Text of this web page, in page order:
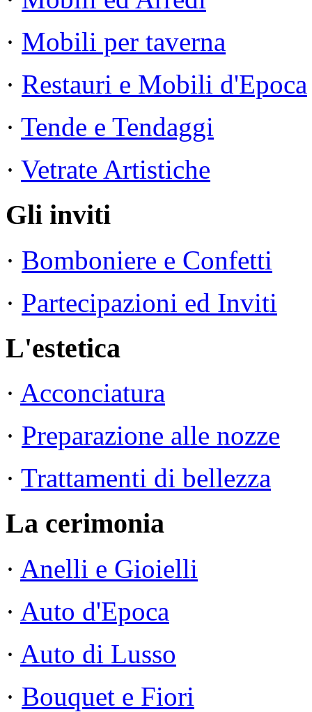
· Mobili per taverna
· Restauri e Mobili d'Epoca
· Tende e Tendaggi
· Vetrate Artistiche
Gli inviti
· Bomboniere e Confetti
· Partecipazioni ed Inviti
L'estetica
· Acconciatura
· Preparazione alle nozze
· Trattamenti di bellezza
La cerimonia
· Anelli e Gioielli
· Auto d'Epoca
· Auto di Lusso
· Bouquet e Fiori